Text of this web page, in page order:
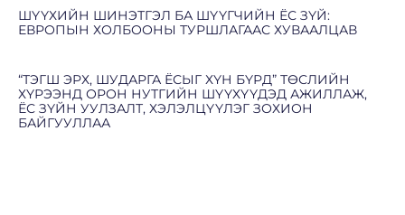
ШҮҮХИЙН ШИНЭТГЭЛ БА ШҮҮГЧИЙН ЁС ЗҮЙ:
ЕВРОПЫН ХОЛБООНЫ ТУРШЛАГААС ХУВААЛЦАВ
“ТЭГШ ЭРХ, ШУДАРГА ЁСЫГ ХҮН БҮРД” ТӨСЛИЙН
ХҮРЭЭНД ОРОН НУТГИЙН ШҮҮХҮҮДЭД АЖИЛЛАЖ,
ЁС ЗҮЙН УУЛЗАЛТ, ХЭЛЭЛЦҮҮЛЭГ ЗОХИОН
БАЙГУУЛЛАА